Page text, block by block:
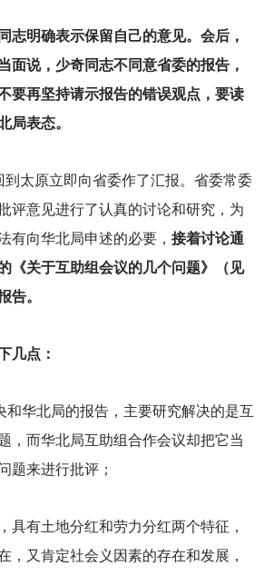
志明确表示保留自己的意见。会后，
面说，少奇同志不同意省委的报告，
要再坚持请示报告的错误观点，要读
局表态。
太原立即向省委作了汇报。省委常委
评意见进行了认真的讨论和研究，为
有向华北局申述的必要， 接着讨论通
《关于互助组会议的几个问题》（见
告。
几点：
华北局的报告，主要研究解决的是互
，而华北局互助组合作会议却把它当
题来进行批评；
有土地分红和劳力分红两个特征，
，又肯定社会义因素的存在和发展，